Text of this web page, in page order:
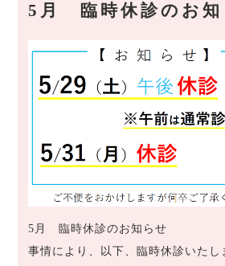
5月 臨時休診のお知
5月 臨時休診のお知らせ
事情により、以下、臨時休診いたし